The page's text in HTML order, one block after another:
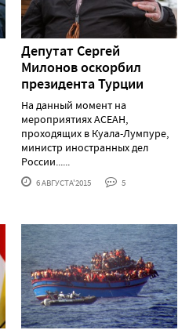
Депутат Сергей
Милонов оскорбил
президента Турции
На данный момент на
мероприятиях АСЕАН,
проходящих в Куала-Лумпуре,
министр иностранных дел
России......
6 АВГУСТА'2015 5